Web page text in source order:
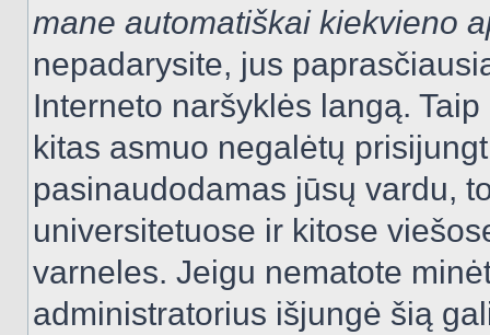
mane automatiškai kiekvieno
nepadarysite, jus
Interneto naršyklės langą.
kitas asmuo negalėtų
pasinaudodamas jūsų vardu,
universitetuose ir kitose
varneles. Jeigu nematote
administratorius išjungė šią